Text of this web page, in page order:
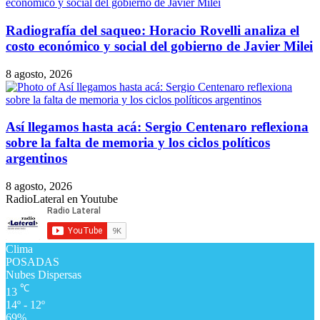
Radiografía del saqueo: Horacio Rovelli analiza el
costo económico y social del gobierno de Javier Milei
8 agosto, 2026
Así llegamos hasta acá: Sergio Centenaro reflexiona
sobre la falta de memoria y los ciclos políticos
argentinos
8 agosto, 2026
RadioLateral en Youtube
Clima
POSADAS
Nubes Dispersas
13 ℃
14º - 12º